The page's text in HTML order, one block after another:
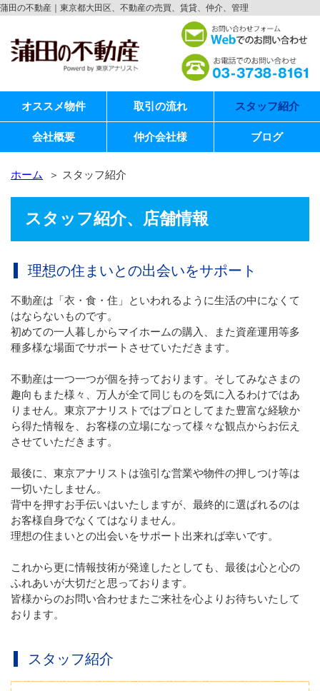
蒲田の不動産｜東京都大田区、不動産の売買、賃貸、仲介、管理
オススメ物件 取引の流れ スタッフ紹介
会社概要 仲介会社様 ブログ
ホーム ＞ スタッフ紹介
スタッフ紹介、店舗情報
理想の住まいとの出会いをサポート
不動産は「衣・食・住」といわれるように生活の中になくて
はならないものです。
初めての一人暮しからマイホームの購入、また資産運用等多
種多様な場面でサポートさせていただきます。
不動産は一つ一つが個を持っております。そしてみなさまの
趣向もまた様々、万人が全て同じものを気に入るわけではあ
りません。東京アナリストではプロとしてまた豊富な経験か
ら得た情報を、お客様の立場になって様々な観点からお伝え
させていただきます。
最後に、東京アナリストは強引な営業や物件の押しつけ等は
一切いたしません。
背中を押すお手伝いはいたしますが、最終的に選ばれるのは
お客様自身でなくてはなりません。
理想の住まいとの出会いをサポート出来れば幸いです。
これから更に情報技術が発達したとしても、最後は心と心の
ふれあいが大切だと思っております。
皆様からのお問い合わせまたご来社を心よりお待ちいたして
おります。
スタッフ紹介